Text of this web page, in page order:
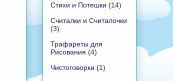
Стихи и Потешки (14)
Считалки и Считалочки
(3)
Трафареты для
Рисования (4)
Чистоговорки (1)